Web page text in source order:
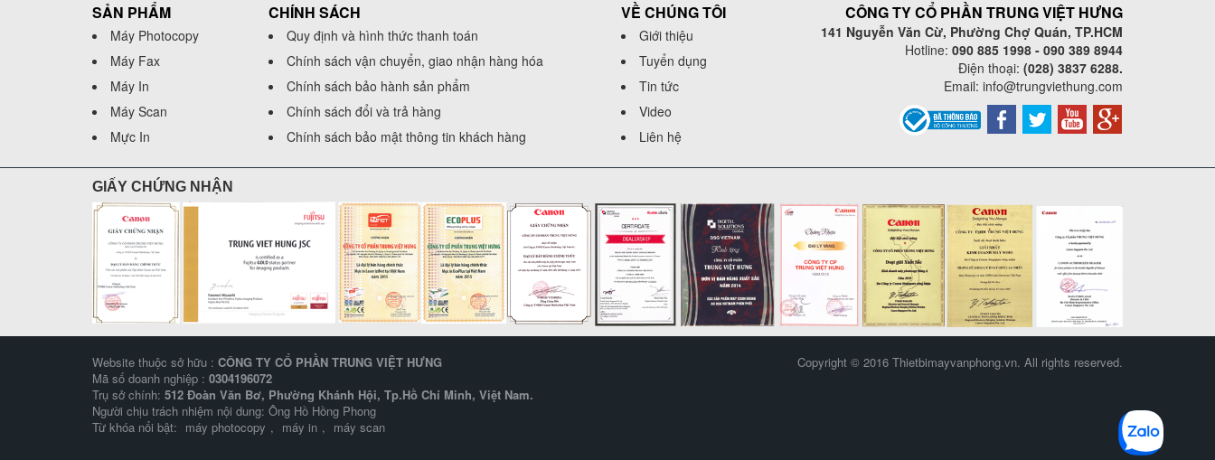
SẢN PHẨM
Máy Photocopy
Máy Fax
Máy In
Máy Scan
Mực In
CHÍNH SÁCH
Quy định và hình thức thanh toán
Chính sách vận chuyển, giao nhận hàng hóa
Chính sách bảo hành sản phẩm
Chính sách đổi và trả hàng
Chính sách bảo mật thông tin khách hàng
VỀ CHÚNG TÔI
Giới thiệu
Tuyển dụng
Tin tức
Video
Liên hệ
CÔNG TY CỔ PHẦN TRUNG VIỆT HƯNG
141 Nguyễn Văn Cừ, Phường Chợ Quán, TP.HCM
Hotline: 090 885 1998 - 090 389 8944
Điện thoại: (028) 3837 6288.
Email: info@trungviethung.com
GIẤY CHỨNG NHẬN
Website thuộc sở hữu : CÔNG TY CỔ PHẦN TRUNG VIỆT HƯNG
Mã số doanh nghiệp : 0304196072
Trụ sở chính: 512 Đoàn Văn Bơ, Phường Khánh Hội, Tp.Hồ Chí Minh, Việt Nam.
Người chịu trách nhiệm nội dung: Ông Hồ Hồng Phong
Từ khóa nổi bật: máy photocopy , máy in , máy scan
Copyright © 2016 Thietbimayvanphong.vn. All rights reserved.